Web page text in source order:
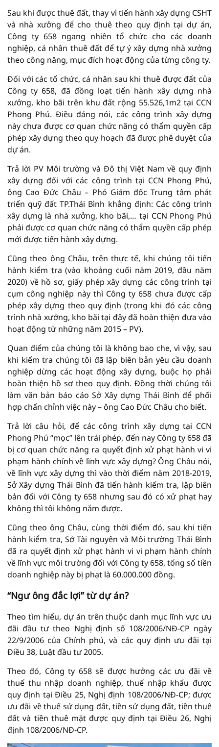
Sau khi được thuê đất, thay vì tiến hành xây dựng CSHT
và nhà xưởng để cho thuê theo quy định tại dự án,
Công ty 658 ngang nhiên tổ chức cho các doanh
nghiệp, cá nhân thuê đất để tự ý xây dựng nhà xưởng
theo công năng, mục đích hoạt động của từng công ty.
Đối với các tổ chức, cá nhân sau khi thuê được đất của
Công ty 658, đã đồng loạt tiến hành xây dựng nhà
xưởng, kho bãi trên khu đất rộng 55.526,1m2 tại CCN
Phong Phú. Điều đáng nói, các công trình xây dựng
này chưa được cơ quan chức năng có thẩm quyền cấp
phép xây dựng theo quy hoạch đã được phê duyệt của
dự án.
Trả lời PV Môi trường và Đô thị Việt Nam về quy định
xây dựng đối với các công trình tại CCN Phong Phú,
ông Cao Đức Châu – Phó Giám đốc Trung tâm phát
triển quỹ đất TP.Thái Bình khẳng định: Các công trình
xây dựng là nhà xưởng, kho bãi,… tại CCN Phong Phú
phải được cơ quan chức năng có thẩm quyền cấp phép
mới được tiến hành xây dựng.
Cũng theo ông Châu, trên thực tế, khi chúng tôi tiến
hành kiểm tra (vào khoảng cuối năm 2019, đầu năm
2020) về hồ sơ, giấy phép xây dựng các công trình tại
cụm công nghiệp này thì Công ty 658 chưa được cấp
phép xây dựng theo quy định (trong khi đó các công
trình nhà xưởng, kho bãi tại đây đã hoàn thiện đưa vào
hoạt động từ những năm 2015 – PV).
Quan điểm của chúng tôi là không bao che, vì vậy, sau
khi kiểm tra chúng tôi đã lập biên bản yêu cầu doanh
nghiệp dừng các hoạt động xây dựng, buộc họ phải
hoàn thiện hồ sơ theo quy định. Đồng thời chúng tôi
làm văn bản báo cáo Sở Xây dựng Thái Bình để phối
hợp chấn chỉnh việc này – ông Cao Đức Châu cho biết.
Trả lời câu hỏi, để các công trình xây dựng tại CCN
Phong Phú “mọc” lên trái phép, đến nay Công ty 658 đã
bị cơ quan chức năng ra quyết định xử phạt hành vi vi
phạm hành chính về lĩnh vực xây dựng? Ông Châu nói,
về lĩnh vực xây dựng thì vào thời điểm năm 2018-2019,
Sở Xây dựng Thái Bình đã tiến hành kiểm tra, lập biên
bản đối với Công ty 658 nhưng sau đó có xử phạt hay
không thì tôi không nắm được.
Cũng theo ông Châu, cùng thời điểm đó, sau khi tiến
hành kiểm tra, Sở Tài nguyên và Môi trường Thái Bình
đã ra quyết định xử phạt hành vi vi phạm hành chính
về lĩnh vực môi trường đối với Công ty 658, tổng số tiền
doanh nghiệp này bị phạt là 60.000.000 đồng.
“Ngư ông đắc lợi” từ dự án?
Theo tìm hiểu, dự án trên thuộc danh mục lĩnh vực ưu
đãi đầu tư theo Nghị định số 108/2006/NĐ-CP ngày
22/9/2006 của Chính phủ, và các quy định ưu đãi tại
Điều 38, Luật đầu tư 2005.
Theo đó, Công ty 658 sẽ được hưởng các ưu đãi về
thuế thu nhập doanh nghiệp, thuế nhập khẩu được
quy định tại Điều 25, Nghị định 108/2006/NĐ-CP; được
ưu đãi về thuế sử dụng đất, tiền sử dụng đất, tiền thuê
đất và tiền thuê mặt được quy định tại Điều 26, Nghị
định 108/2006/NĐ-CP.